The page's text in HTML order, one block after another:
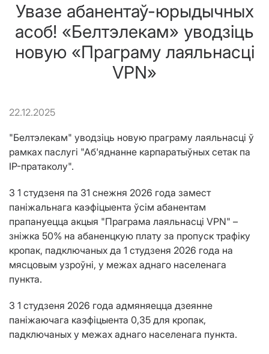
Увазе абанентаў-юрыдычных
асоб! «Белтэлекам» уводзіць
новую «Праграму лаяльнасці
VPN»
22.12.2025
"Белтэлекам" уводзіць новую праграму лаяльнасці ў
рамках паслугі "Аб'яднанне карпаратыўных сетак па
IP-пратаколу".
З 1 студзеня па 31 снежня 2026 года замест
паніжальнага каэфіцыента ўсім абанентам
прапануецца акцыя "Праграма лаяльнасці VPN" –
зніжка 50% на абаненцкую плату за пропуск трафіку
кропак, падключаных да 1 студзеня 2026 года на
мясцовым узроўні, у межах аднаго населенага
пункта.
З 1 студзеня 2026 года адмяняецца дзеянне
паніжаючага каэфіцыента 0,35 для кропак,
падключаных у межах аднаго населенага пункта.